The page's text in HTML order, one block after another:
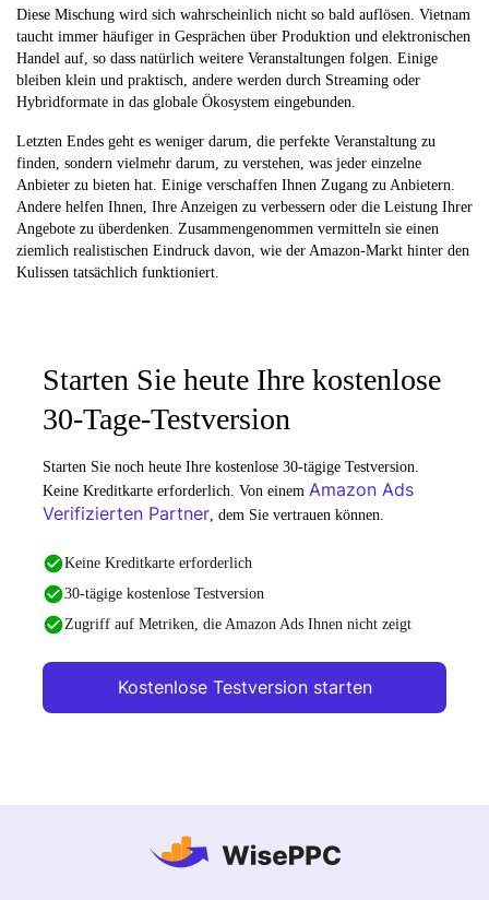
Diese Mischung wird sich wahrscheinlich nicht so bald auflösen. Vietnam
taucht immer häufiger in Gesprächen über Produktion und elektronischen
Handel auf, so dass natürlich weitere Veranstaltungen folgen. Einige
bleiben klein und praktisch, andere werden durch Streaming oder
Hybridformate in das globale Ökosystem eingebunden.
Letzten Endes geht es weniger darum, die perfekte Veranstaltung zu
finden, sondern vielmehr darum, zu verstehen, was jeder einzelne
Anbieter zu bieten hat. Einige verschaffen Ihnen Zugang zu Anbietern.
Andere helfen Ihnen, Ihre Anzeigen zu verbessern oder die Leistung Ihrer
Angebote zu überdenken. Zusammengenommen vermitteln sie einen
ziemlich realistischen Eindruck davon, wie der Amazon-Markt hinter den
Kulissen tatsächlich funktioniert.
Starten Sie heute Ihre kostenlose
30-Tage-Testversion
Starten Sie noch heute Ihre kostenlose 30-tägige Testversion.
Keine Kreditkarte erforderlich. Von einem Amazon Ads
Verifizierten Partner , dem Sie vertrauen können.
Keine Kreditkarte erforderlich
30-tägige kostenlose Testversion
Zugriff auf Metriken, die Amazon Ads Ihnen nicht zeigt
Kostenlose Testversion starten